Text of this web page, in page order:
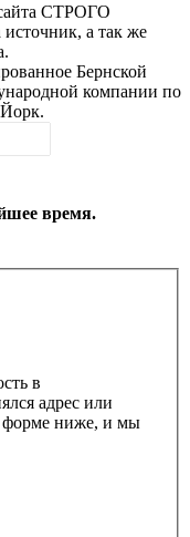
СТРОГО
а так же
Бернской
компании по
время.
в
адрес или
форме ниже, и мы